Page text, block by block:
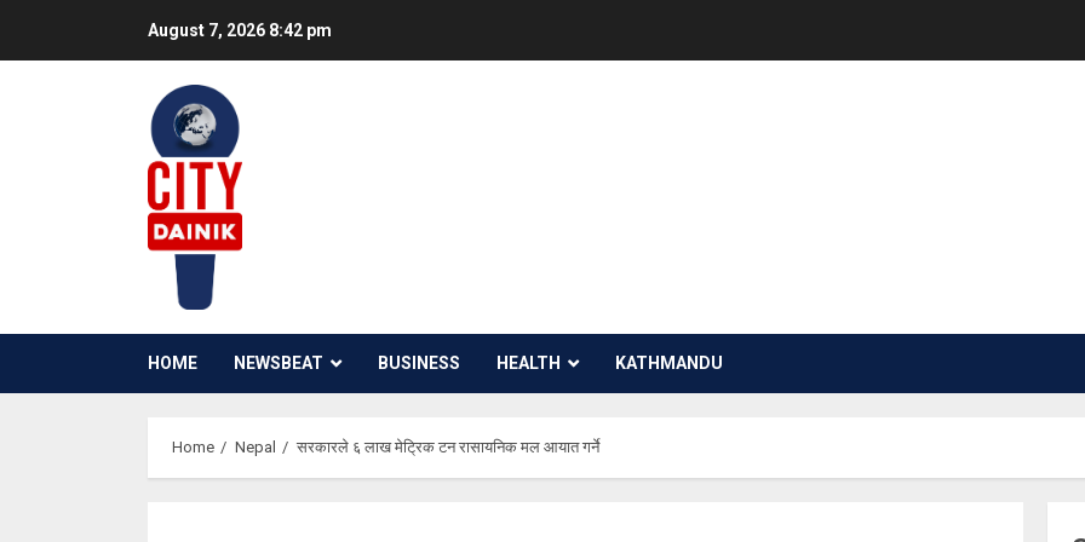
August 7, 2026 8:42 pm
HOME NEWSBEAT BUSINESS HEALTH KATHMANDU
Home Nepal सरकारले ६ लाख मेट्रिक टन रासायनिक मल आयात गर्ने